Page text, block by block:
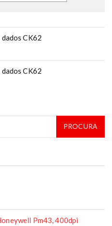
CK62
CK62
Pm43, 400dpi